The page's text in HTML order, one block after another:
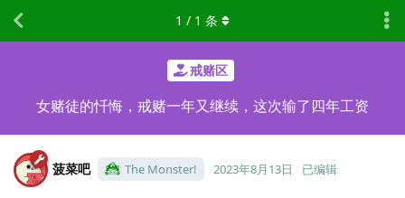
戒赌区
女赌徒的忏悔，戒赌一年又继续，这次输了四年工资
1 / 1 条
菠菜吧 The Monster! 2023年8月13日 已编辑